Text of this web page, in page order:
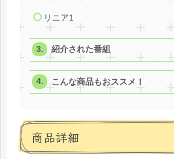
リニア1
紹介された番組
こんな商品もおススメ！
商品詳細